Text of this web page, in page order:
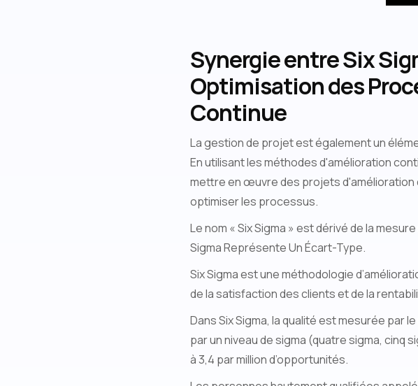
Synergie entre Six
Optimisation des
Continue
La gestion de projet est également un
En utilisant les méthodes d'amélioration
mettre en œuvre des projets d'amélioration
optimiser les processus.
Le nom « Six Sigma » est dérivé de la
Sigma Représente Un Écart-Type.
Six Sigma est une méthodologie
de la satisfaction des clients et de la
Dans Six Sigma, la qualité est mesurée par
par un niveau de sigma (quatre sigma, cinq
à 3,4 par million d’opportunités.